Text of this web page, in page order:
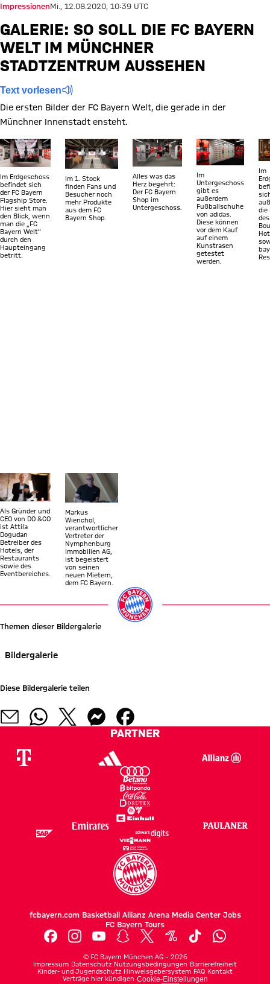
ImpressionenMi., 12.08.2020, 10:39 UTC
GALERIE: SO SOLL DIE FC BAYERN
WELT IM MÜNCHNER
STADTZENTRUM AUSSEHEN
Text vorlesen
Die ersten Bilder der FC Bayern Welt, die gerade in der
Münchner Innenstadt ensteht.
Zeige in voller Größe
Im Erdgeschoss
befindet sich
der FC Bayern
Flagship Store.
Hier sieht man
den Blick, wenn
man die „FC
Bayern Welt“
durch den
Haupteingang
betritt.
Zeige in voller Größe
Im 1. Stock
finden Fans und
Besucher noch
mehr Produkte
aus dem FC
Bayern Shop.
Zeige in voller Größe
Alles was das
Herz begehrt:
Der FC Bayern
Shop im
Untergeschoss.
Zeige in voller
Im
Untergeschoss
gibt es
außerdem
Fußballschuhe
von adidas.
Diese können
vor dem Kauf
auf einem
Kunstrasen
getestet
werden.
Im
die
des
Zeige in voller Größe
Als Gründer und
CEO von DO &CO
ist Attila
Dogudan
Betreiber des
Hotels, der
Restaurants
sowie des
Eventbereiches.
Zeige in voller Größe
Markus
Wienchol,
verantwortlicher
Vertreter der
Nymphenburg
Immobilien AG,
ist begeistert
von seinen
neuen Mietern,
dem FC Bayern.
Themen dieser Bildergalerie
Bildergalerie
Diese Bildergalerie teilen
PARTNER
fcbayern.com Basketball Allianz Arena Media Center Jobs
FC Bayern Tours
© FC Bayern München AG – 2026
Impressum Datenschutz Nutzungsbedingungen Barrierefreiheit
Kinder- und Jugendschutz Hinweisgebersystem FAQ Kontakt
Verträge hier kündigen Cookie-Einstellungen